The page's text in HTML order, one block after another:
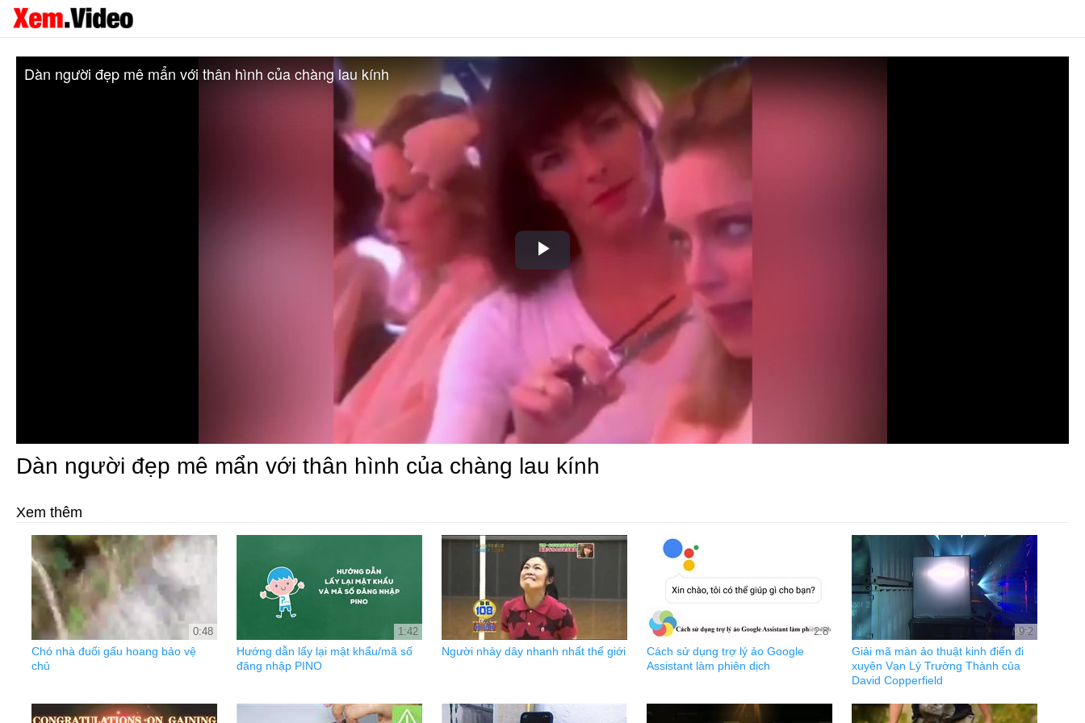
Play
Video
Dàn người đẹp mê mẩn với thân hình của chàng lau kính
Dàn người đẹp mê mẩn với thân hình của chàng lau kính
Xem thêm
0:48
Chó nhà đuổi gấu hoang bảo vệ
chủ
1:42
Hướng dẫn lấy lại mật khẩu/mã số
đăng nhập PINO
Người nhảy dây nhanh nhất thế giới
2:8
Cách sử dụng trợ lý ảo Google
Assistant làm phiên dịch
9:2
Giải mã màn ảo thuật kinh điển đi
xuyên Vạn Lý Trường Thành của
David Copperfield